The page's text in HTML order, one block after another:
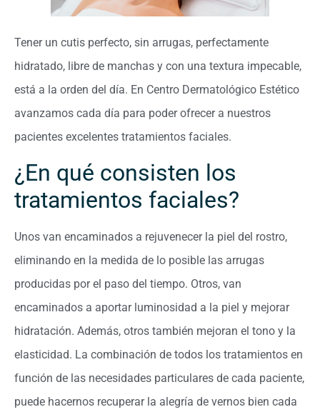
Tener un cutis perfecto, sin arrugas, perfectamente
hidratado, libre de manchas y con una textura impecable,
está a la orden del día. En Centro Dermatológico Estético
avanzamos cada día para poder ofrecer a nuestros
pacientes excelentes tratamientos faciales.
¿En qué consisten los
tratamientos faciales?
Unos van encaminados a rejuvenecer la piel del rostro,
eliminando en la medida de lo posible las arrugas
producidas por el paso del tiempo. Otros, van
encaminados a aportar luminosidad a la piel y mejorar
hidratación. Además, otros también mejoran el tono y la
elasticidad. La combinación de todos los tratamientos en
función de las necesidades particulares de cada paciente,
puede hacernos recuperar la alegría de vernos bien cada